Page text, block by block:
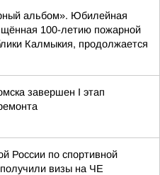
альбом». Юбилейная
100-летию пожарной
Калмыкия, продолжается
завершен I этап
России по спортивной
получили визы на ЧЕ